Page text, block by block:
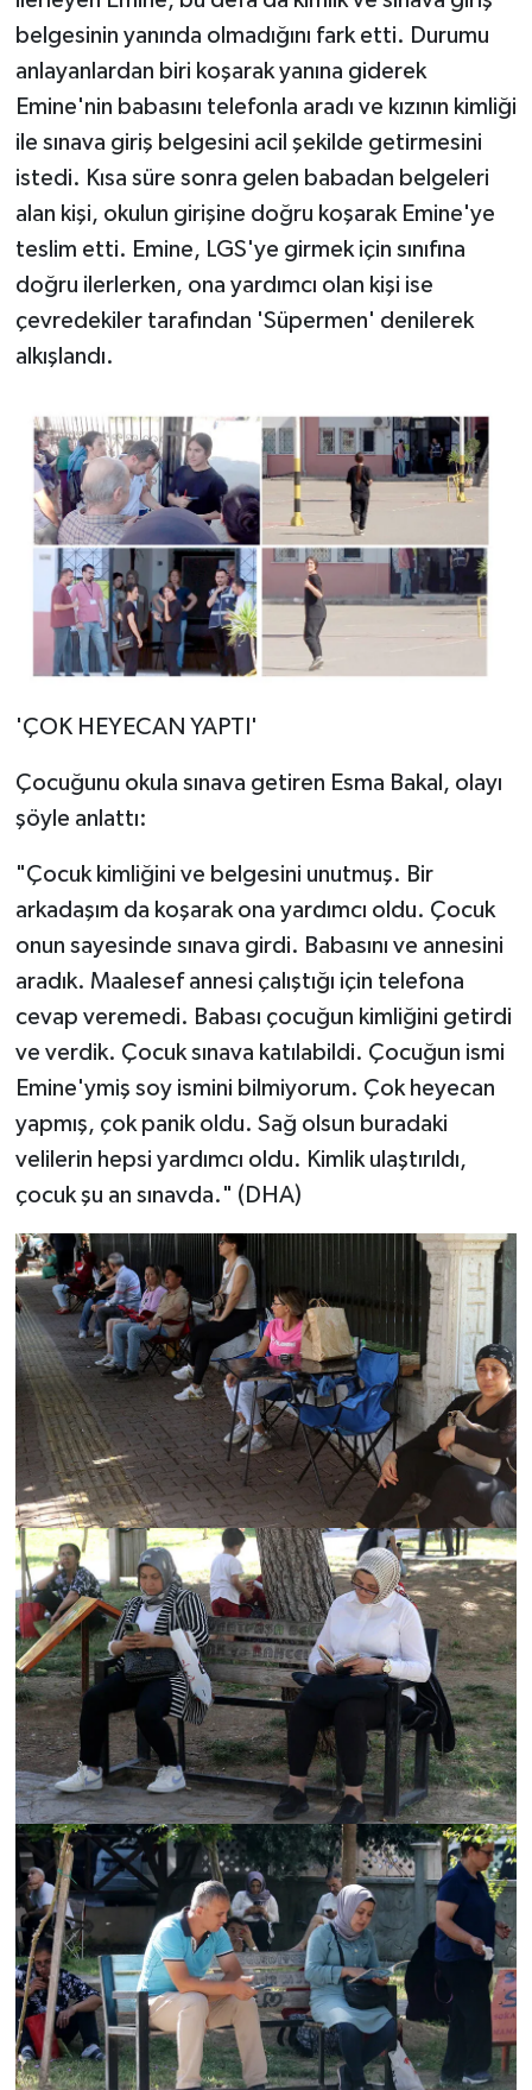
belgesinin yanında olmadığını fark etti. Durumu
anlayanlardan biri koşarak yanına giderek
Emine'nin babasını telefonla aradı ve kızının kimliği
ile sınava giriş belgesini acil şekilde getirmesini
istedi. Kısa süre sonra gelen babadan belgeleri
alan kişi, okulun girişine doğru koşarak Emine'ye
teslim etti. Emine, LGS'ye girmek için sınıfına
doğru ilerlerken, ona yardımcı olan kişi ise
çevredekiler tarafından 'Süpermen' denilerek
alkışlandı.
'ÇOK HEYECAN YAPTI'
Çocuğunu okula sınava getiren Esma Bakal, olayı
şöyle anlattı:
"Çocuk kimliğini ve belgesini unutmuş. Bir
arkadaşım da koşarak ona yardımcı oldu. Çocuk
onun sayesinde sınava girdi. Babasını ve annesini
aradık. Maalesef annesi çalıştığı için telefona
cevap veremedi. Babası çocuğun kimliğini getirdi
ve verdik. Çocuk sınava katılabildi. Çocuğun ismi
Emine'ymiş soy ismini bilmiyorum. Çok heyecan
yapmış, çok panik oldu. Sağ olsun buradaki
velilerin hepsi yardımcı oldu. Kimlik ulaştırıldı,
çocuk şu an sınavda." (DHA)